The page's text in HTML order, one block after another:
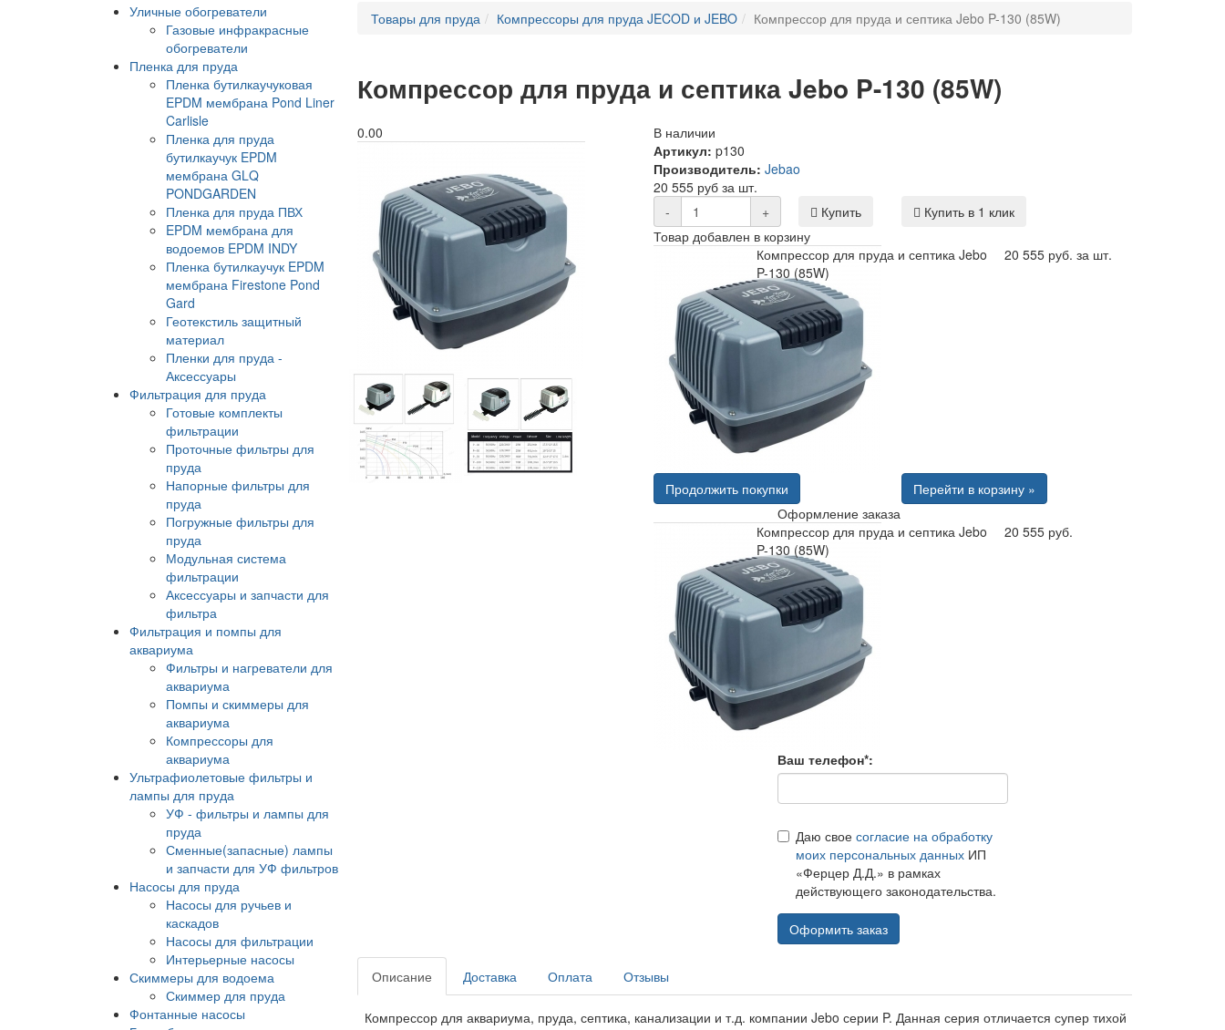
Уличные обогреватели
Газовые инфракрасные
обогреватели
Пленка для пруда
Пленка бутилкаучуковая
EPDM мембрана Pond Liner
Carlisle
Пленка для пруда
бутилкаучук EPDM
мембрана GLQ
PONDGARDEN
Пленка для пруда ПВХ
EPDM мембрана для
водоемов EPDM INDY
Пленка бутилкаучук EPDM
мембрана Firestone Pond
Gard
Геотекстиль защитный
материал
Пленки для пруда -
Аксессуары
Фильтрация для пруда
Готовые комплекты
фильтрации
Проточные фильтры для
пруда
Напорные фильтры для
пруда
Погружные фильтры для
пруда
Модульная система
фильтрации
Аксессуары и запчасти для
фильтра
Фильтрация и помпы для
аквариума
Фильтры и нагреватели для
аквариума
Помпы и скиммеры для
аквариума
Компрессоры для
аквариума
Ультрафиолетовые фильтры и
лампы для пруда
УФ - фильтры и лампы для
пруда
Сменные(запасные) лампы
и запчасти для УФ фильтров
Насосы для пруда
Насосы для ручьев и
каскадов
Насосы для фильтрации
Интерьерные насосы
Скиммеры для водоема
Скиммер для пруда
Фонтанные насосы
Товары для пруда Компрессоры для пруда JECOD и JEBO Компрессор для пруда и септика Jebo P-130 (85W)
Компрессор для пруда и септика Jebo P-130 (85W)
0.00
В наличии
Артикул: p130
Производитель: Jebao
20 555 руб за шт.
-
+ Купить
Купить в 1 клик
Товар добавлен в корзину
Компрессор для пруда и септика Jebo
P-130 (85W)
20 555 руб. за шт.
Продолжить покупки
Перейти в корзину »
Оформление заказа
Компрессор для пруда и септика Jebo
P-130 (85W)
20 555 руб.
Ваш телефон*:
Даю свое согласие на обработку
моих персональных данныхИП
«Ферцер Д.Д.» в рамках
действующего законодательства.
Оформить заказ
Описание Доставка Оплата Отзывы
Компрессор для аквариума, пруда, септика, канализации и т.д. компании Jebo серии P. Данная серия отличается супер тихой